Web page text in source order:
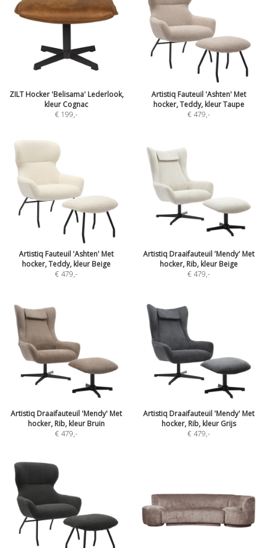
ZILT Hocker 'Belisama' Lederlook,
kleur Cognac
€ 199,-
Artistiq Fauteuil 'Ashten' Met
hocker, Teddy, kleur Taupe
€ 479,-
Artistiq Fauteuil 'Ashten' Met
hocker, Teddy, kleur Beige
€ 479,-
Artistiq Draaifauteuil 'Mendy' Met
hocker, Rib, kleur Beige
€ 479,-
Artistiq Draaifauteuil 'Mendy' Met
hocker, Rib, kleur Bruin
€ 479,-
Artistiq Draaifauteuil 'Mendy' Met
hocker, Rib, kleur Grijs
€ 479,-